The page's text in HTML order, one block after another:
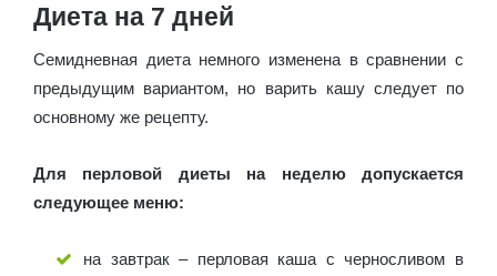
Диета на 7 дней
Семидневная диета немного изменена в сравнении с
предыдущим вариантом, но варить кашу следует по
основному же рецепту.
Для перловой диеты на неделю допускается
следующее меню:
на завтрак – перловая каша с черносливом в